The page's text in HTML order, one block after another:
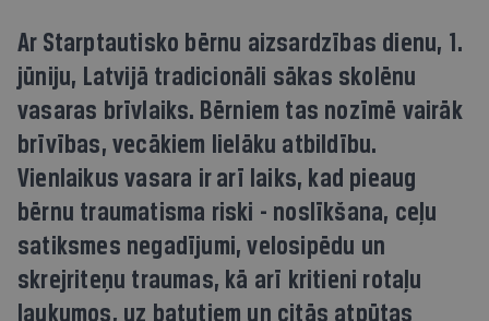
Ar Starptautisko bērnu aizsardzības dienu, 1.
jūniju, Latvijā tradicionāli sākas skolēnu
vasaras brīvlaiks. Bērniem tas nozīmē vairāk
brīvības, vecākiem lielāku atbildību.
Vienlaikus vasara ir arī laiks, kad pieaug
bērnu traumatisma riski - noslīkšana, ceļu
satiksmes negadījumi, velosipēdu un
skrejriteņu traumas, kā arī kritieni rotaļu
laukumos, uz batutiem un citās atpūtas